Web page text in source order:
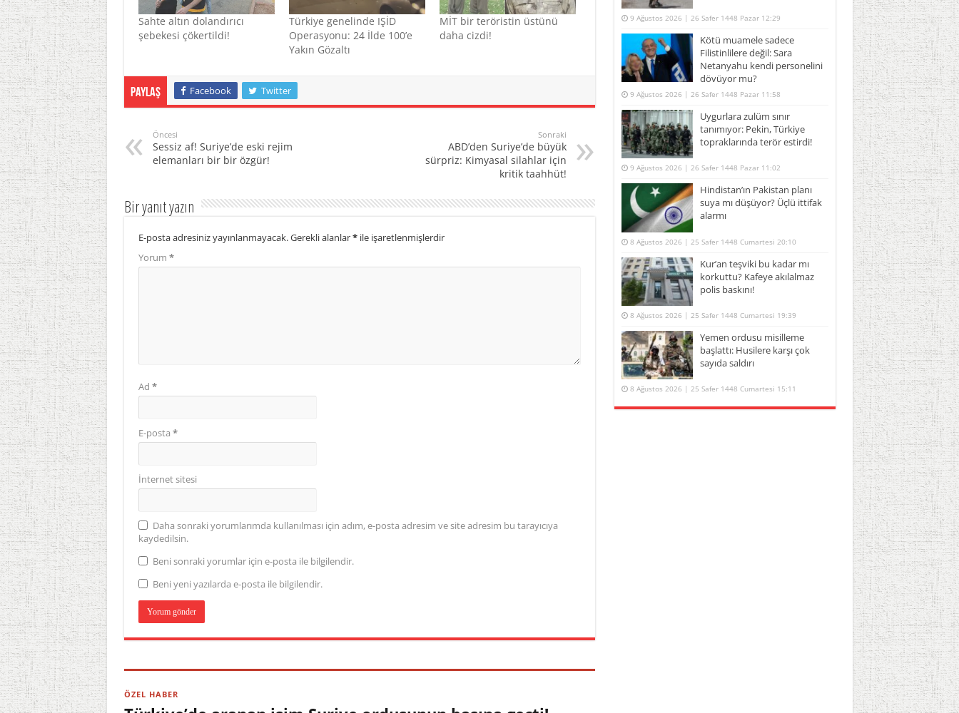
Sahte altın dolandırıcı
şebekesi çökertildi!
Türkiye genelinde IŞİD
Operasyonu: 24 İlde 100’e
Yakın Gözaltı
MİT bir teröristin üstünü
daha cizdi!
Paylaş Facebook Twitter
Öncesi
Sessiz af! Suriye’de eski rejim
elemanları bir bir özgür!
Sonraki
ABD’den Suriye’de büyük
sürpriz: Kimyasal silahlar için
kritik taahhüt!
Bir yanıt yazın
E-posta adresiniz yayınlanmayacak.Gerekli alanlar*ile işaretlenmişlerdir
Yorum *
Ad *
E-posta *
İnternet sitesi
Daha sonraki yorumlarımda kullanılması için adım, e-posta adresim ve site adresim bu tarayıcıya
kaydedilsin.
Beni sonraki yorumlar için e-posta ile bilgilendir.
Beni yeni yazılarda e-posta ile bilgilendir.
ÖZEL HABER
9 Ağustos 2026 | 26 Safer 1448 Pazar 12:29
Kötü muamele sadece
Filistinlilere değil: Sara
Netanyahu kendi personelini
dövüyor mu?
9 Ağustos 2026 | 26 Safer 1448 Pazar 11:58
Uygurlara zulüm sınır
tanımıyor: Pekin, Türkiye
topraklarında terör estirdi!
9 Ağustos 2026 | 26 Safer 1448 Pazar 11:02
Hindistan’ın Pakistan planı
suya mı düşüyor? Üçlü ittifak
alarmı
8 Ağustos 2026 | 25 Safer 1448 Cumartesi 20:10
Kur’an teşviki bu kadar mı
korkuttu? Kafeye akılalmaz
polis baskını!
8 Ağustos 2026 | 25 Safer 1448 Cumartesi 19:39
Yemen ordusu misilleme
başlattı: Husilere karşı çok
sayıda saldırı
8 Ağustos 2026 | 25 Safer 1448 Cumartesi 15:11